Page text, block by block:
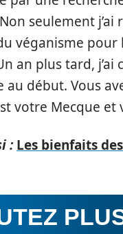
seulement
véganisme pour
an plus tard, j’ai
au début. Vous
votre Mecque
: Les bienfaits